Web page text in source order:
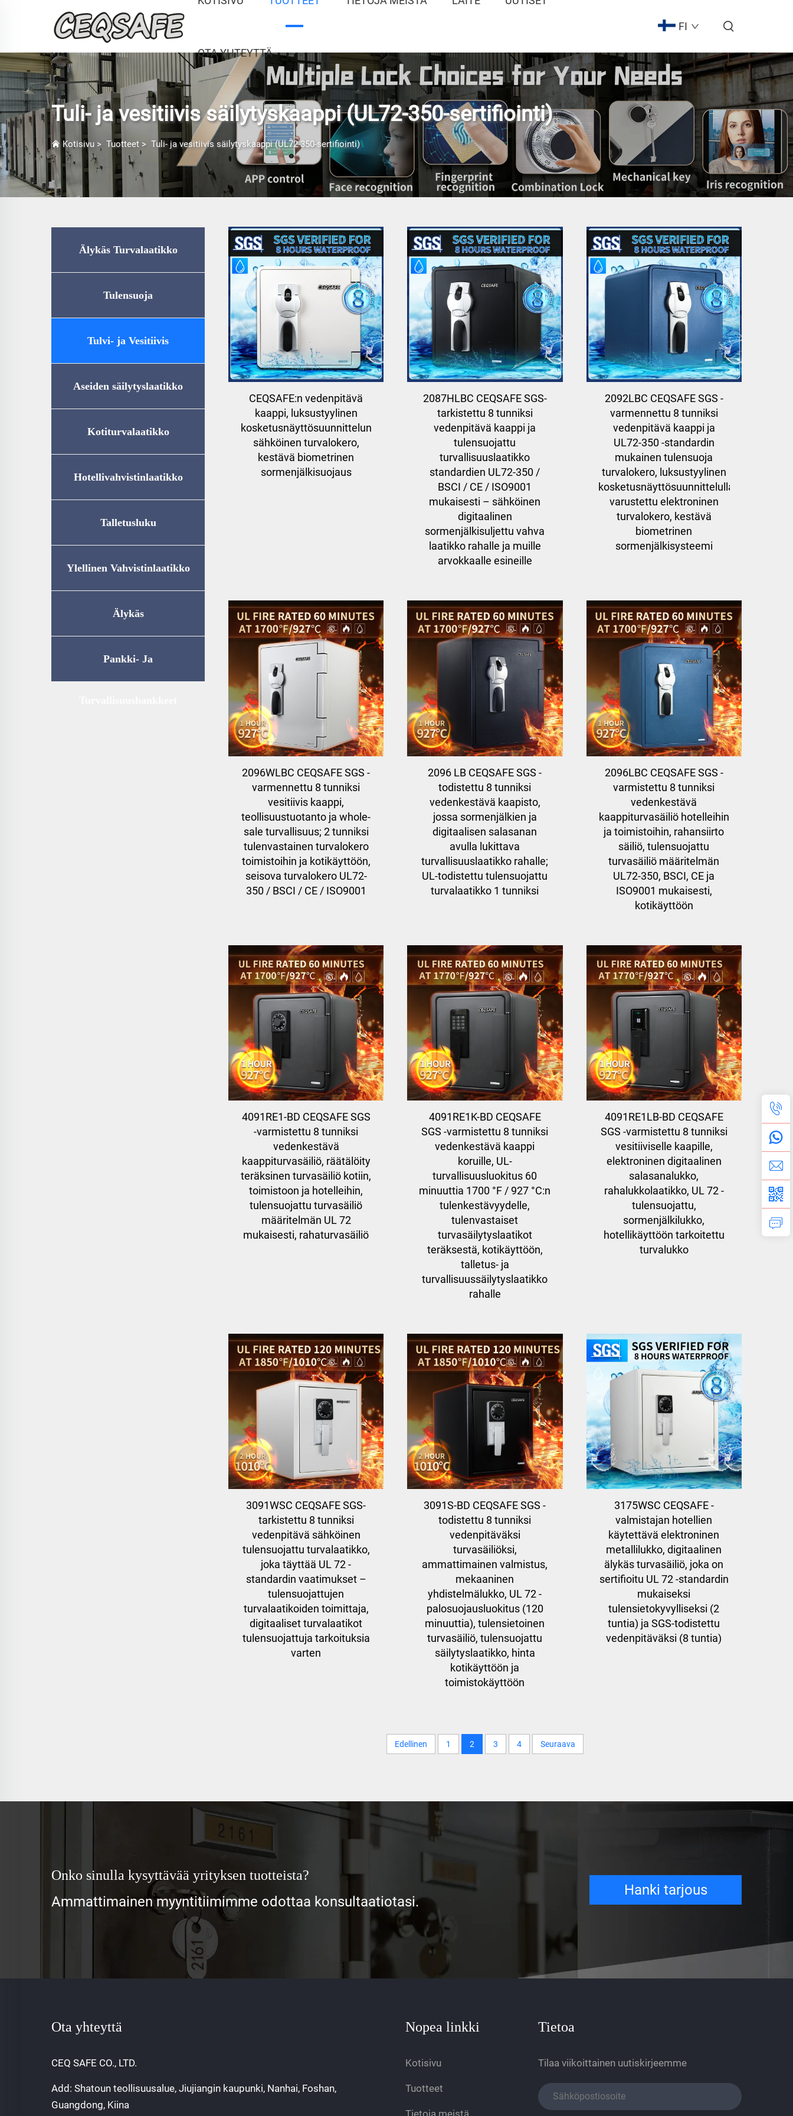
OTA YHTEYTTÄ
FI
Tuli- ja vesitiivis säilytyskaappi (UL72-350-sertifiointi)
Kotisivu > Tuotteet > Tuli- ja vesitiivis säilytyskaappi (UL72-350-sertifiointi)
Älykäs Turvalaatikko
Tulensuoja
Tulvi- ja Vesitiivis
Säilytyslaatikko (UL72-350
Aseiden säilytyslaatikko
Kotiturvalaatikko
Hotellivahvistinlaatikko
Talletusluku
Ylellinen Vahvistinlaatikko
Älykäs
Kotitalousvarastointi
Pankki- Ja
CEQSAFE:n vedenpitävä
kaappi, luksustyylinen
kosketusnäyttösuunnittelun
sähköinen turvalokero,
kestävä biometrinen
sormenjälkisuojaus
2087HLBC CEQSAFE SGS-
tarkistettu 8 tunniksi
vedenpitävä kaappi ja
tulensuojattu
turvallisuuslaatikko
standardien UL72-350 /
BSCI / CE / ISO9001
mukaisesti – sähköinen
digitaalinen
sormenjälkisuljettu vahva
laatikko rahalle ja muille
arvokkaalle esineille
2092LBC CEQSAFE SGS -
varmennettu 8 tunniksi
vedenpitävä kaappi ja
UL72-350 -standardin
mukainen tulensuoja
turvalokero, luksustyylinen
kosketusnäyttösuunnittelulla
varustettu elektroninen
turvalokero, kestävä
biometrinen
sormenjälkisysteemi
2096WLBC CEQSAFE SGS -
varmennettu 8 tunniksi
vesitiivis kaappi,
teollisuustuotanto ja whole-
sale turvallisuus; 2 tunniksi
tulenvastainen turvalokero
toimistoihin ja kotikäyttöön,
seisova turvalokero UL72-
350 / BSCI / CE / ISO9001
2096 LB CEQSAFE SGS -
todistettu 8 tunniksi
vedenkestävä kaapisto,
jossa sormenjälkien ja
digitaalisen salasanan
avulla lukittava
turvallisuuslaatikko rahalle;
UL-todistettu tulensuojattu
turvalaatikko 1 tunniksi
2096LBC CEQSAFE SGS -
varmistettu 8 tunniksi
vedenkestävä
kaappiturvasäiliö hotelleihin
ja toimistoihin, rahansiirto
säiliö, tulensuojattu
turvasäiliö määritelmän
UL72-350, BSCI, CE ja
ISO9001 mukaisesti,
kotikäyttöön
4091RE1-BD CEQSAFE SGS
-varmistettu 8 tunniksi
vedenkestävä
kaappiturvasäiliö, räätälöity
teräksinen turvasäiliö kotiin,
toimistoon ja hotelleihin,
tulensuojattu turvasäiliö
määritelmän UL 72
mukaisesti, rahaturvasäiliö
4091RE1K-BD CEQSAFE
SGS -varmistettu 8 tunniksi
vedenkestävä kaappi
koruille, UL-
turvallisuusluokitus 60
minuuttia 1700 °F / 927 °C:n
tulenkestävyydelle,
tulenvastaiset
turvasäilytyslaatikot
teräksestä, kotikäyttöön,
talletus- ja
turvallisuussäilytyslaatikko
rahalle
4091RE1LB-BD CEQSAFE
SGS -varmistettu 8 tunniksi
vesitiiviselle kaapille,
elektroninen digitaalinen
salasanalukko,
rahalukkolaatikko, UL 72 -
tulensuojattu,
sormenjälkilukko,
hotellikäyttöön tarkoitettu
turvalukko
3091WSC CEQSAFE SGS-
tarkistettu 8 tunniksi
vedenpitävä sähköinen
tulensuojattu turvalaatikko,
joka täyttää UL 72 -
standardin vaatimukset –
tulensuojattujen
turvalaatikoiden toimittaja,
digitaaliset turvalaatikot
tulensuojattuja tarkoituksia
varten
3091S-BD CEQSAFE SGS -
todistettu 8 tunniksi
vedenpitäväksi
turvasäiliöksi,
ammattimainen valmistus,
mekaaninen
yhdistelmälukko, UL 72 -
palosuojausluokitus (120
minuuttia), tulensietoinen
turvasäiliö, tulensuojattu
säilytyslaatikko, hinta
kotikäyttöön ja
toimistokäyttöön
3175WSC CEQSAFE -
valmistajan hotellien
käytettävä elektroninen
metallilukko, digitaalinen
älykäs turvasäiliö, joka on
sertifioitu UL 72 -standardin
mukaiseksi
tulensietokyvylliseksi (2
tuntia) ja SGS-todistettu
vedenpitäväksi (8 tuntia)
Edellinen 1 2 3 4 Seuraava
Onko sinulla kysyttävää yrityksen tuotteista?
Ammattimainen myyntitiimimme odottaa konsultaatiotasi.
Hanki tarjous
Ota yhteyttä
CEQ SAFE CO., LTD.
Add: Shatoun teollisuusalue, Jiujiangin kaupunki, Nanhai, Foshan,
Guangdong, Kiina
Nopea linkki
Kotisivu
Tuotteet
Tietoa
Tilaa viikoittainen uutiskirjeemme